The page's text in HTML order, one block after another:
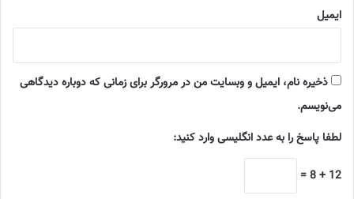
ایمیل
ذخیره نام، ایمیل و وبسایت من در مرورگر برای زمانی که دوباره دیدگاهی
می‌نویسم.
لطفا پاسخ را به عدد انگلیسی وارد کنید:
12 + 8 =